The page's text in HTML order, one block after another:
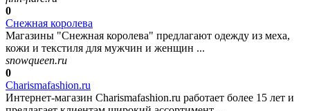
0
Снежная королева
Магазины "Снежная королева" предлагают одежду из меха,
кожи и текстиля для мужчин и женщин ...
snowqueen.ru
0
Charismafashion.ru
Интернет-магазин Charismafashion.ru работает более 15 лет и